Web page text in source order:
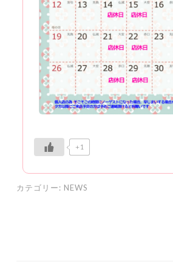
+1
カテゴリー: NEWS